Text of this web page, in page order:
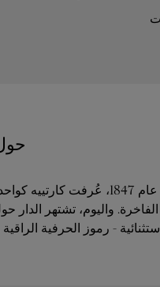
منذ تأسيسها في عام 1847،
واليوم، تشتهر الدار
- رموز الحرفية الراقية